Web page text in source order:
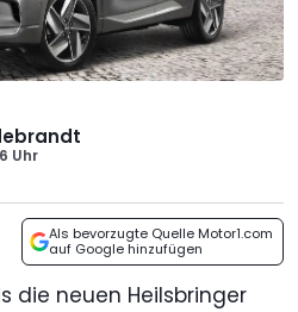
Uhr
Als bevorzugte Quelle Motor1.com
auf Google hinzufügen
die neuen Heilsbringer